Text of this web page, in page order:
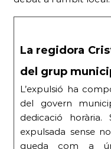
La regidora
del grup
L’expulsió ha
del govern
dedicació
expulsada sense
queda com a